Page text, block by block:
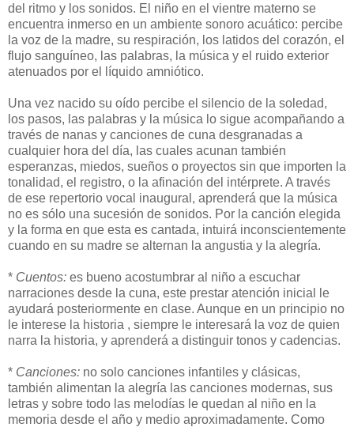
del ritmo y los sonidos. El niño en el vientre materno se
encuentra inmerso en un ambiente sonoro acuático: percibe
la voz de la madre, su respiración, los latidos del corazón, el
flujo sanguíneo, las palabras, la música y el ruido exterior
atenuados por el líquido amniótico.
Una vez nacido su oído percibe el silencio de la soledad,
los pasos, las palabras y la música lo sigue acompañando a
través de nanas y canciones de cuna desgranadas a
cualquier hora del día, las cuales acunan también
esperanzas, miedos, sueños o proyectos sin que importen la
tonalidad, el registro, o la afinación del intérprete. A través
de ese repertorio vocal inaugural, aprenderá que la música
no es sólo una sucesión de sonidos. Por la canción elegida
y la forma en que esta es cantada, intuirá inconscientemente
cuando en su madre se alternan la angustia y la alegría.
* Cuentos: es bueno acostumbrar al niño a escuchar
narraciones desde la cuna, este prestar atención inicial le
ayudará posteriormente en clase. Aunque en un principio no
le interese la historia , siempre le interesará la voz de quien
narra la historia, y aprenderá a distinguir tonos y cadencias.
* Canciones: no solo canciones infantiles y clásicas,
también alimentan la alegría las canciones modernas, sus
letras y sobre todo las melodías le quedan al niño en la
memoria desde el año y medio aproximadamente. Como